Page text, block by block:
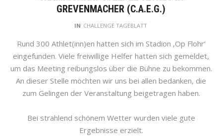
GREVENMACHER (C.A.E.G.)
IN CHALLENGE TAGEBLATT
Rund 300 Athlet(inn)en hatten sich im Stadion ‚Op Flohr‘
eingefunden. Viele freiwillige Helfer hatten sich gemeldet,
um das Meeting reibungslos über die Bühne zu bekommen.
An dieser Stelle möchten wir uns bei allen bedanken, die
zum Gelingen der Veranstaltung beigetragen haben.
Bei strahlend schönem Wetter wurden viele gute
Ergebnisse erzielt.